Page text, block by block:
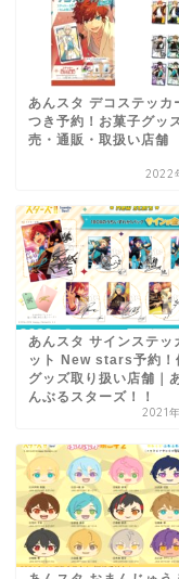
あんスタ デコステッカ
つき予約！お菓子グッ
売・通販・取扱い店舗
2022
あんスタ サインステッ
ット New stars予約！
グッズ取り扱い店舗｜
んぶるスターズ！！
2021